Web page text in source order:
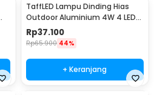
TaffLED Lampu Dinding Hias
Outdoor Aluminium 4W 4 LED
Warm White - B053
Rp37.100
Rp65.900 44%
+ Keranjang